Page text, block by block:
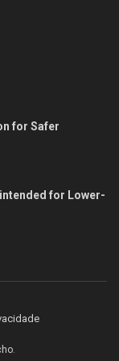
for Safer
for Lower-